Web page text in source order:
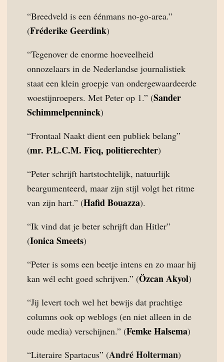
“Breedveld is een éénmans no-go-area.”
(Fréderike Geerdink)
“Tegenover de enorme hoeveelheid
onnozelaars in de Nederlandse journalistiek
staat een klein groepje van ondergewaardeerde
woestijnroepers. Met Peter op 1.” (Sander
Schimmelpenninck)
“Frontaal Naakt dient een publiek belang”
(mr. P.L.C.M. Ficq, politierechter)
“Peter schrijft hartstochtelijk, natuurlijk
beargumenteerd, maar zijn stijl volgt het ritme
van zijn hart.” (Hafid Bouazza).
“Ik vind dat je beter schrijft dan Hitler”
(Ionica Smeets)
“Peter is soms een beetje intens en zo maar hij
kan wél echt goed schrijven.” (Özcan Akyol)
“Jij levert toch wel het bewijs dat prachtige
columns ook op weblogs (en niet alleen in de
oude media) verschijnen.” (Femke Halsema)
“Literaire Spartacus” (André Holterman)